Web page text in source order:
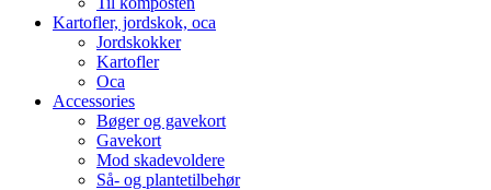
Kartofler, jordskok, oca
Jordskokker
Kartofler
Oca
Accessories
Bøger og gavekort
Gavekort
Mod skadevoldere
Så- og plantetilbehør